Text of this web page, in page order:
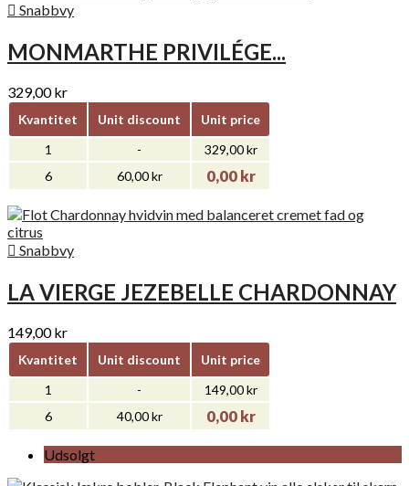
 Snabbvy
MONMARTHE PRIVILÉGE...
329,00 kr
Kvantitet Unit discount
Unit price
1
-
329,00 kr
6
60,00 kr 0,00 kr
 Snabbvy
LA VIERGE JEZEBELLE CHARDONNAY
149,00 kr
Kvantitet Unit discount
Unit price
1
-
149,00 kr
6
40,00 kr 0,00 kr
Udsolgt